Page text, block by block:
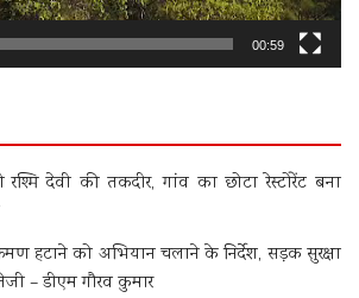
00:59
रश्मि देवी की तकदीर, गांव का छोटा रेस्टोरेंट बना
हटाने को अभियान चलाने के निर्देश, सड़क सुरक्षा
– डीएम गौरव कुमार